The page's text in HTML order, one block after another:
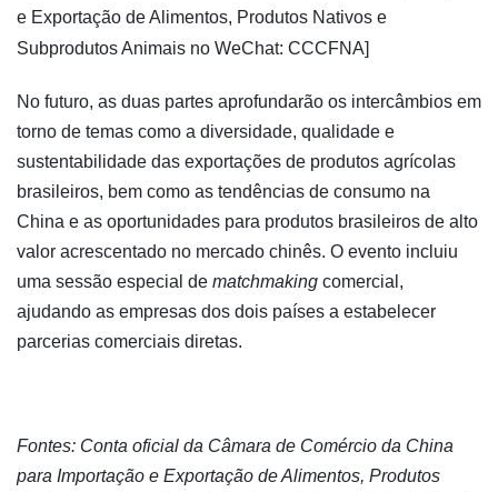
e Exportação de Alimentos, Produtos Nativos e
Subprodutos Animais no WeChat: CCCFNA]
No futuro, as duas partes aprofundarão os intercâmbios em
torno de temas como a diversidade, qualidade e
sustentabilidade das exportações de produtos agrícolas
brasileiros, bem como as tendências de consumo na
China e as oportunidades para produtos brasileiros de alto
valor acrescentado no mercado chinês. O evento incluiu
uma sessão especial de matchmaking comercial,
ajudando as empresas dos dois países a estabelecer
parcerias comerciais diretas.
Fontes: Conta oficial da Câmara de Comércio da China
para Importação e Exportação de Alimentos, Produtos